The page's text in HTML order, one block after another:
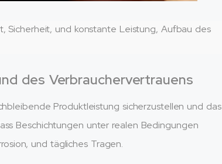
Sicherheit, und konstante Leistung, Aufbau des
des Verbrauchervertrauens
Produktleistung sicherzustellen und das
Beschichtungen unter realen Bedingungen
und tägliches Tragen.